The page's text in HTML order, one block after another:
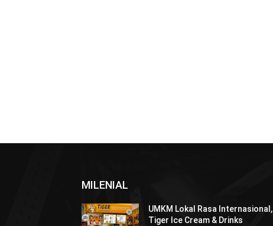
MILENIAL
UMKM Lokal Rasa Internasional,
Tiger Ice Cream & Drinks